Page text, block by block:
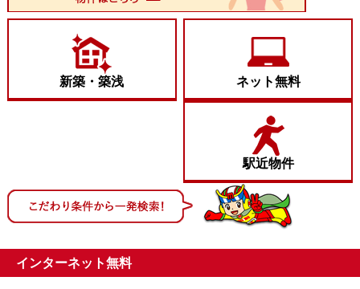
新築・築浅 ネット無料
駅近物件
インターネット無料